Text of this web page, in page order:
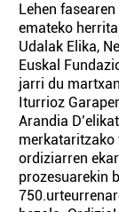
Lehen
emateko
Udalak Elika,
Euskal
jarri du
Iturrioz
Arandia
merkataritzako
ordiziarren
prozesuarekin